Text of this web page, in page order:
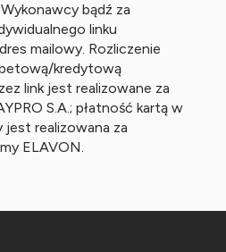
bądź za
linku
mailowy. Rozliczenie
kredytową
link jest realizowane za
S.A.; płatność kartą w
jest realizowana za
ELAVON.